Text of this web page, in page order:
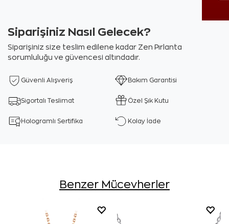
Siparişiniz Nasıl Gelecek?
Siparişiniz size teslim edilene kadar Zen Pırlanta
sorumluluğu ve güvencesi altındadır.
Güvenli Alışveriş Bakım Garantisi
Sigortalı Teslimat Özel Şık Kutu
Hologramlı Sertifika Kolay İade
Benzer Mücevherler